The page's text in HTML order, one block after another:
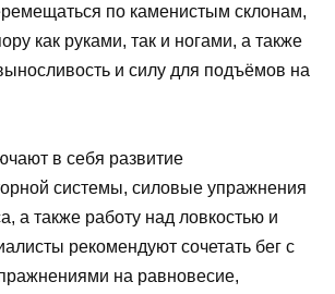
по каменистым склонам,
как руками, так и ногами, а также
и силу для подъёмов на
в себя развитие
системы, силовые упражнения
а также работу над ловкостью и
рекомендуют сочетать бег с
на равновесие,